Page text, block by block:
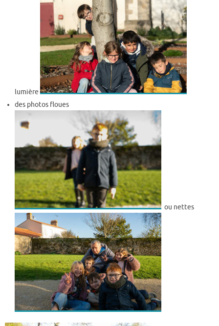
lumière
des photos floues
ou nettes